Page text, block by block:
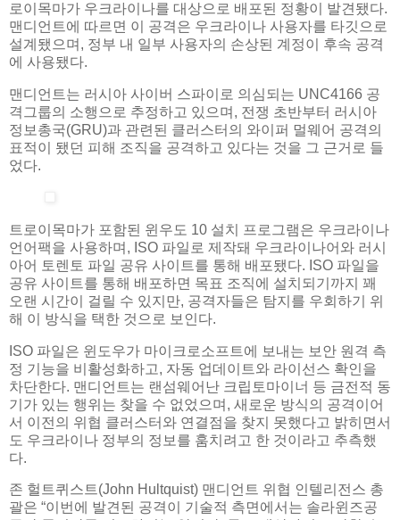
로이목마가 우크라이나를 대상으로 배포된 정황이 발견됐다.
맨디언트에 따르면 이 공격은 우크라이나 사용자를 타깃으로
설계됐으며, 정부 내 일부 사용자의 손상된 계정이 후속 공격
에 사용됐다.
맨디언트는 러시아 사이버 스파이로 의심되는 UNC4166 공
격그룹의 소행으로 추정하고 있으며, 전쟁 초반부터 러시아
정보총국(GRU)과 관련된 클러스터의 와이퍼 멀웨어 공격의
표적이 됐던 피해 조직을 공격하고 있다는 것을 그 근거로 들
었다.
트로이목마가 포함된 윈우도 10 설치 프로그램은 우크라이나
언어팩을 사용하며, ISO 파일로 제작돼 우크라이나어와 러시
아어 토렌토 파일 공유 사이트를 통해 배포됐다. ISO 파일을
공유 사이트를 통해 배포하면 목표 조직에 설치되기까지 꽤
오랜 시간이 걸릴 수 있지만, 공격자들은 탐지를 우회하기 위
해 이 방식을 택한 것으로 보인다.
ISO 파일은 윈도우가 마이크로소프트에 보내는 보안 원격 측
정 기능을 비활성화하고, 자동 업데이트와 라이선스 확인을
차단한다. 맨디언트는 랜섬웨어난 크립토마이너 등 금전적 동
기가 있는 행위는 찾을 수 없었으며, 새로운 방식의 공격이어
서 이전의 위협 클러스터와 연결점을 찾지 못했다고 밝히면서
도 우크라이나 정부의 정보를 훔치려고 한 것이라고 추측했
다.
존 헐트퀴스트(John Hultquist) 맨디언트 위협 인텔리전스 총
괄은 “이번에 발견된 공격이 기술적 측면에서는 솔라윈즈공